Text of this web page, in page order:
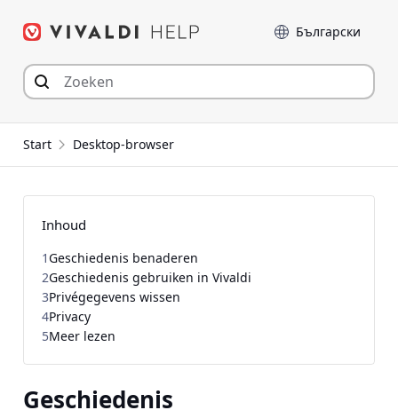
naar
Taal
Start Desktop-browser
Geschiedenis
Inhoud
1 Geschiedenis benaderen
2Geschiedenis gebruiken in Vivaldi
3Privégegevens wissen
4Privacy
5Meer lezen